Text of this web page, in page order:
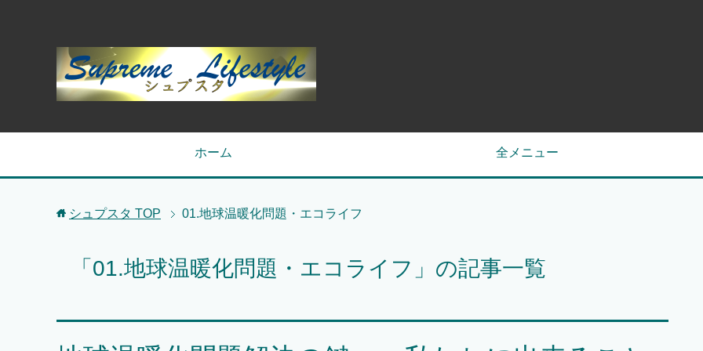
ホーム 全メニュー
シュプスタ TOP 01.地球温暖化問題・エコライフ
「01.地球温暖化問題・エコライフ」の記事一覧